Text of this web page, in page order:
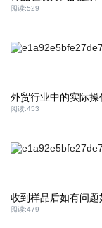
阅读:529
外贸行业中的实际
阅读:453
收到样品后如有问
阅读:479